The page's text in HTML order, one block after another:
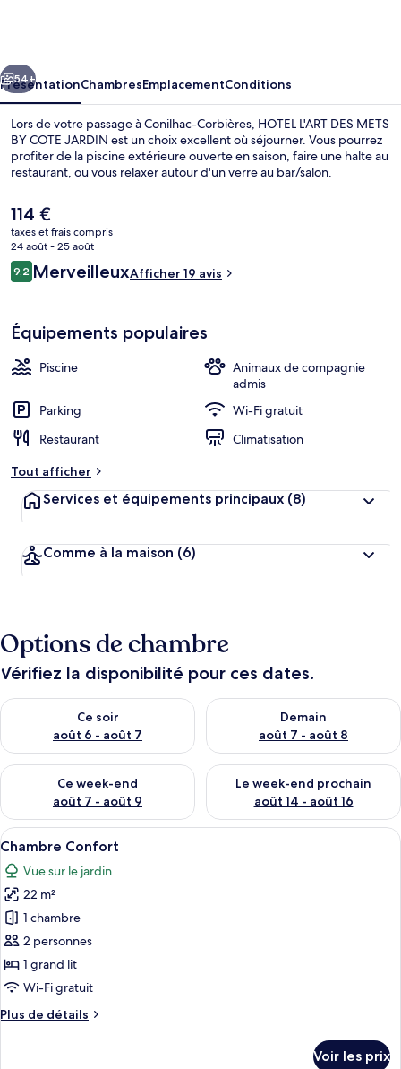
BY
COTE
JARDIN
Extérieur
Suivant
54+
PrésentationChambresEmplacementConditions
Lors de votre passage à Conilhac-Corbières, HOTEL L'ART DES METS
BY COTE JARDIN est un choix excellent où séjourner. Vous pourrez
profiter de la piscine extérieure ouverte en saison, faire une halte au
restaurant, ou vous relaxer autour d'un verre au bar/salon.
Le
prix
actuel
est
de
114 €
taxes et frais compris
24 août - 25 août
Avis
voyageurs
9,29,2 sur 10
MerveilleuxAfficher 19 avis
Équipements populaires
Piscine
Animaux de compagnie
admis
Parking
Wi-Fi gratuit
Restaurant
Climatisation
Tout afficher
Services et équipements principaux (8)
Comme à la maison (6)
Options de chambre
Vérifiez la disponibilité pour ces dates.
Ce soir
août 6 - août 7
Vérifier la disponibilité pour ce soir août 6 - août 7
Demain
août 7 - août 8
Vérifier la disponibilité pour
Ce week-end
août 7 - août 9
Vérifier la disponibilité pour ce week-end août 7 - août 9
Le week-end prochain
août 14 - août 16
Vérifier la disponibilité pour
Afficher
toutes
les
photos
pour
ce
type
de
chambre :
Chambre
Une chambre à coucher
7
Chambre Confort
Vue sur le jardin
22 m²
1 chambre
2 personnes
1 grand lit
Wi-Fi gratuit
Plus de détails
Plus
Voir les prix